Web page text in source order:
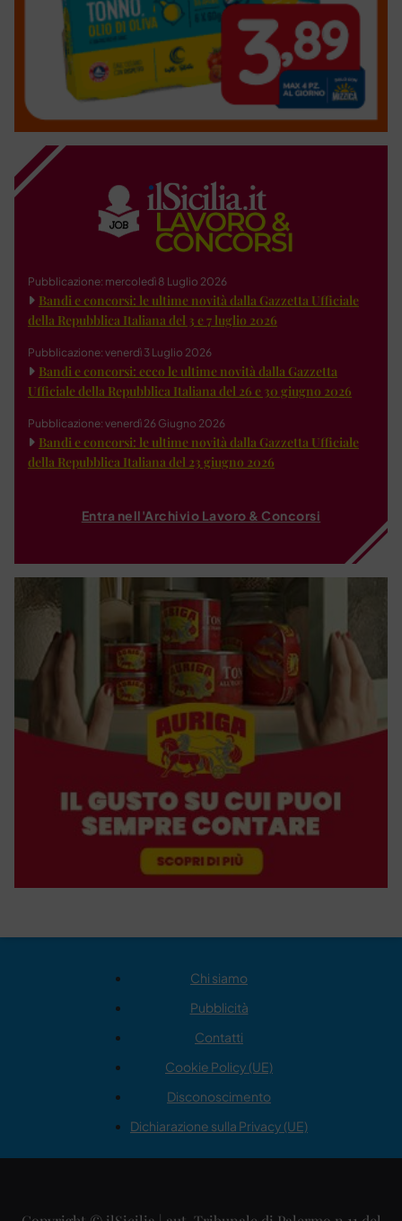
Pubblicazione: mercoledì 8 Luglio 2026
Bandi e concorsi: le ultime novità dalla Gazzetta Ufficiale
della Repubblica Italiana del 3 e 7 luglio 2026
Pubblicazione: venerdì 3 Luglio 2026
Bandi e concorsi: ecco le ultime novità dalla Gazzetta
Ufficiale della Repubblica Italiana del 26 e 30 giugno 2026
Pubblicazione: venerdì 26 Giugno 2026
Bandi e concorsi: le ultime novità dalla Gazzetta Ufficiale
della Repubblica Italiana del 23 giugno 2026
Entra nell'Archivio Lavoro & Concorsi
Chi siamo
Pubblicità
Contatti
Cookie Policy (UE)
Disconoscimento
Dichiarazione sulla Privacy (UE)